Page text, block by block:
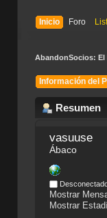
Inicio Foro
AbandonSocios:
Información del
Resumen
vasuuse
Ábaco
Mostrar
Mostrar